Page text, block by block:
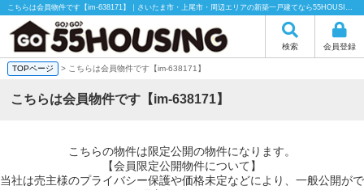
こちらは会員物件です【im-638171】｜さいたま市・上尾市・周辺エリアの新築一戸建てなら55HOUSING（55ハウジング）にお任せください！
検索 会員登録
TOPページ > こちらは会員物件です【im-638171】
こちらは会員物件です【im-638171】
こちらの物件は限定公開の物件になります。
【会員限定公開物件について】
当社は売主様のプライバシー保護や価格未定などにより、一般公開がで